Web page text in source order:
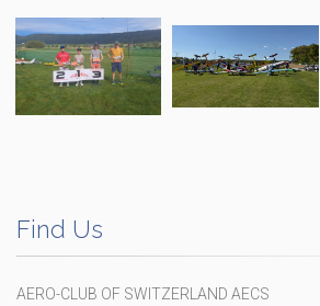
Find Us
AERO-CLUB OF SWITZERLAND AECS